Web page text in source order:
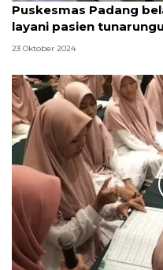
Puskesmas Padang
layani pasien tunarungu
23 Oktober 2024